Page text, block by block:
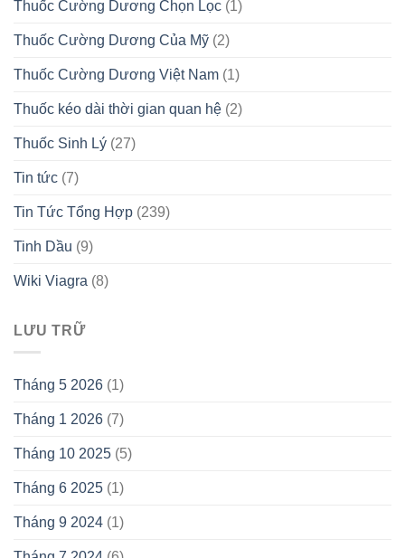
Thuốc Cường Dương Chọn Lọc (1)
Thuốc Cường Dương Của Mỹ (2)
Thuốc Cường Dương Việt Nam (1)
Thuốc kéo dài thời gian quan hệ (2)
Thuốc Sinh Lý (27)
Tin tức (7)
Tin Tức Tổng Hợp (239)
Tinh Dầu (9)
Wiki Viagra (8)
LƯU TRỮ
Tháng 5 2026 (1)
Tháng 1 2026 (7)
Tháng 10 2025 (5)
Tháng 6 2025 (1)
Tháng 9 2024 (1)